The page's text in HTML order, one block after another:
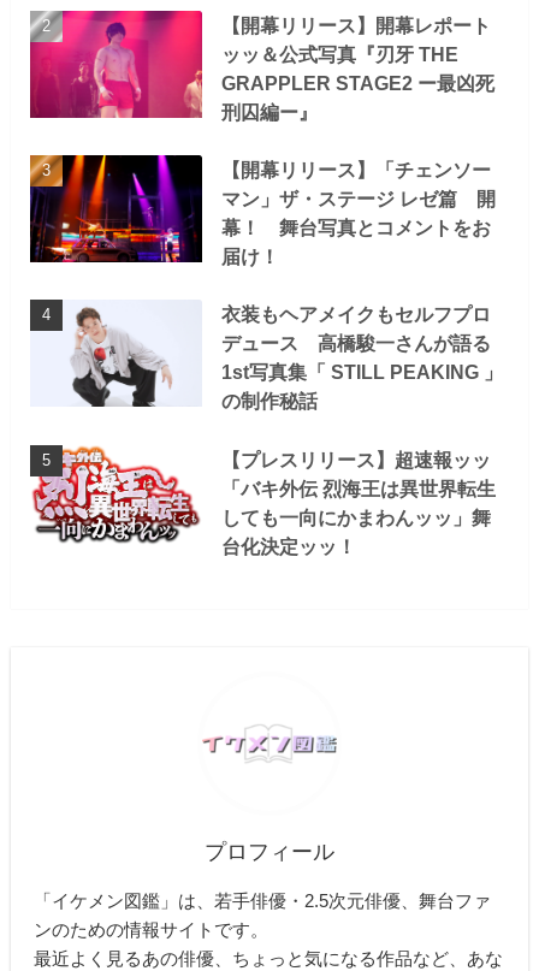
【開幕リリース】開幕レポート
ッッ＆公式写真『刃牙 THE
GRAPPLER STAGE2 ー最凶死
刑囚編ー』
【開幕リリース】「チェンソー
マン」ザ・ステージ レゼ篇 開
幕！ 舞台写真とコメントをお
届け！
衣装もヘアメイクもセルフプロ
デュース 高橋駿一さんが語る
1st写真集「 STILL PEAKING 」
の制作秘話
【プレスリリース】超速報ッッ
「バキ外伝 烈海王は異世界転生
しても一向にかまわんッッ」舞
台化決定ッッ！
プロフィール
「イケメン図鑑」は、若手俳優・2.5次元俳優、舞台ファ
ンのための情報サイトです。
最近よく見るあの俳優、ちょっと気になる作品など、あな